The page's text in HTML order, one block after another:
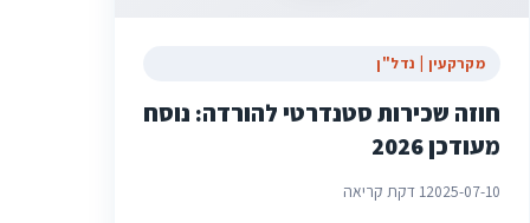
מקרקעין | נדל"ן
חוזה שכירות סטנדרטי להורדה: נוסח
מעודכן 2026
2025-07-101 דקת קריאה